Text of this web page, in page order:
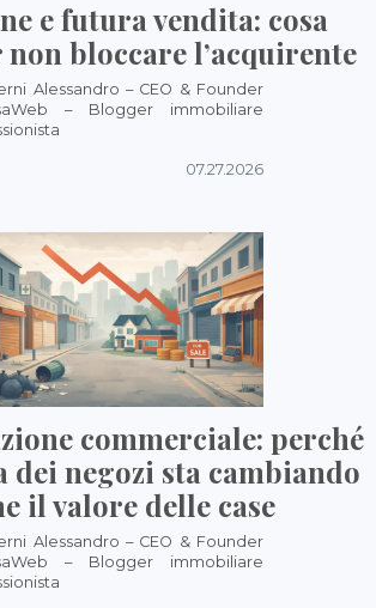
e futura vendita: cosa
non bloccare l’acquirente
Alessandro – CEO & Founder
– Blogger immobiliare
07.27.2026
commerciale: perché
dei negozi sta cambiando
il valore delle case
Alessandro – CEO & Founder
– Blogger immobiliare